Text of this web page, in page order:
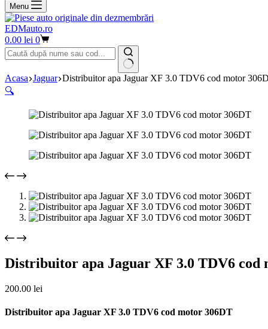
Menu
EDMauto.ro
Coș
de
cumpărături
0.00 lei 0
Niciun
rezultat
Acasa Jaguar Distribuitor apa Jaguar XF 3.0 TDV6 cod motor
🔍
Distribuitor apa Jaguar XF 3.0 TDV6 cod
200.00 lei
Distribuitor apa Jaguar XF 3.0 TDV6 cod motor 306DT